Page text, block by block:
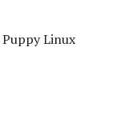
Puppy Linux